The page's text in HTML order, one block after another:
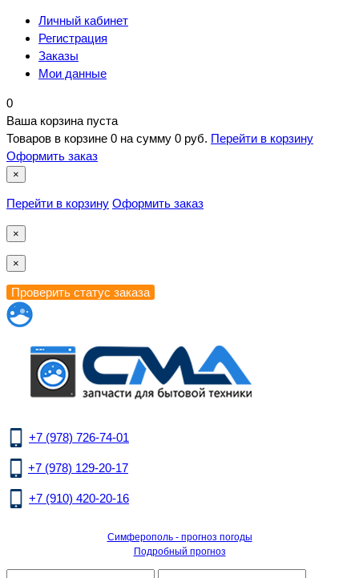
Личный кабинет
Регистрация
Заказы
Мои данные
0
Ваша корзина пуста
Товаров в корзине 0 на сумму 0 руб. Перейти в корзину
Оформить заказ
×
Перейти в корзину Оформить заказ
×
×
+7 (978) 726-74-01
+7 (978) 129-20-17
+7 (910) 420-20-16
Симферополь - прогноз погоды
Подробный прогноз